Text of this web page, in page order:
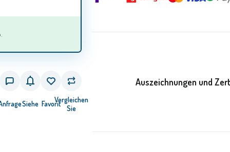
Siehe FavoritVergleichen
Sie
Auszeichnungen und